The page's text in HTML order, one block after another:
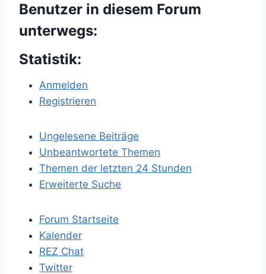
Benutzer in diesem Forum
unterwegs:
Statistik:
Anmelden
Registrieren
Ungelesene Beiträge
Unbeantwortete Themen
Themen der letzten 24 Stunden
Erweiterte Suche
Forum Startseite
Kalender
REZ Chat
Twitter